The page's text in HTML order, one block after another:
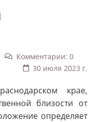
Комментарии: 0
30 июля 2023 г.
крае,
близости от
определяет